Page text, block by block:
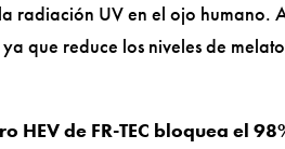
radiación UV en el ojo humano.
que reduce los niveles de
HEV de FR-TEC bloquea el